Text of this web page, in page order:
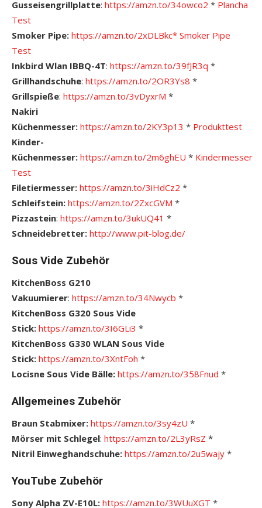
Gusseisengrillplatte: https://amzn.to/34owco2 * Plancha
Test
Smoker Pipe: https://amzn.to/2xDLBkc* Smoker Pipe
Test
Inkbird Wlan IBBQ-4T: https://amzn.to/39fJR3q *
Grillhandschuhe: https://amzn.to/2OR3Ys8 *
Grillspieße: https://amzn.to/3vDyxrM *
Nakiri
Küchenmesser: https://amzn.to/2KY3p13 * Produkttest
Kinder-
Küchenmesser: https://amzn.to/2m6ghEU * Kindermesser
Test
Filetiermesser: https://amzn.to/3iHdCz2 *
Schleifstein: https://amzn.to/2ZxcGVM *
Pizzastein: https://amzn.to/3ukUQ41 *
Schneidebretter: http://www.pit-blog.de/
Sous Vide Zubehör
KitchenBoss G210
Vakuumierer: https://amzn.to/34Nwycb *
KitchenBoss G320 Sous Vide
Stick: https://amzn.to/3I6GLi3 *
KitchenBoss G330 WLAN Sous Vide
Stick: https://amzn.to/3XntFoh *
Locisne Sous Vide Bälle: https://amzn.to/358Fnud *
Allgemeines Zubehör
Braun Stabmixer: https://amzn.to/3sy4zU *
Mörser mit Schlegel: https://amzn.to/2L3yRsZ *
Nitril Einweghandschuhe: https://amzn.to/2u5wajy *
YouTube Zubehör
Sony Alpha ZV-E10L: https://amzn.to/3WUuXGT *